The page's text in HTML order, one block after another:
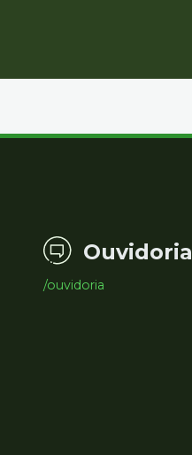
Ouvidoria
/ouvidoria